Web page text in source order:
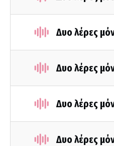
Δυο λέρες
Δυο λέρες
Δυο λέρες
Δυο λέρες